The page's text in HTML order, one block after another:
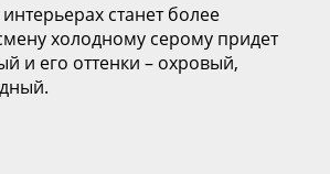
станет более
холодному серому придет
и его оттенки – охровый,